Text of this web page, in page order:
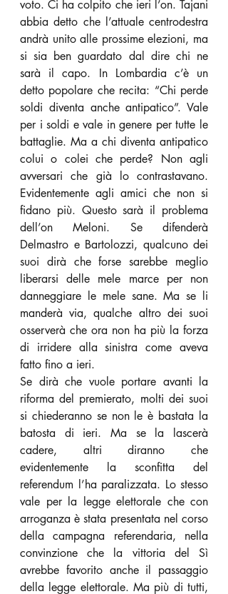
voto. Ci ha colpito che ieri l’on. Tajani
abbia detto che l’attuale centrodestra
andrà unito alle prossime elezioni, ma
si sia ben guardato dal dire chi ne
sarà il capo. In Lombardia c’è un
detto popolare che recita: “Chi perde
soldi diventa anche antipatico”. Vale
per i soldi e vale in genere per tutte le
battaglie. Ma a chi diventa antipatico
colui o colei che perde? Non agli
avversari che già lo contrastavano.
Evidentemente agli amici che non si
fidano più. Questo sarà il problema
dell’on Meloni. Se difenderà
Delmastro e Bartolozzi, qualcuno dei
suoi dirà che forse sarebbe meglio
liberarsi delle mele marce per non
danneggiare le mele sane. Ma se li
manderà via, qualche altro dei suoi
osserverà che ora non ha più la forza
di irridere alla sinistra come aveva
fatto fino a ieri.
Se dirà che vuole portare avanti la
riforma del premierato, molti dei suoi
si chiederanno se non le è bastata la
batosta di ieri. Ma se la lascerà
cadere, altri diranno che
evidentemente la sconfitta del
referendum l’ha paralizzata. Lo stesso
vale per la legge elettorale che con
arroganza è stata presentata nel corso
della campagna referendaria, nella
convinzione che la vittoria del Sì
avrebbe favorito anche il passaggio
della legge elettorale. Ma più di tutti,